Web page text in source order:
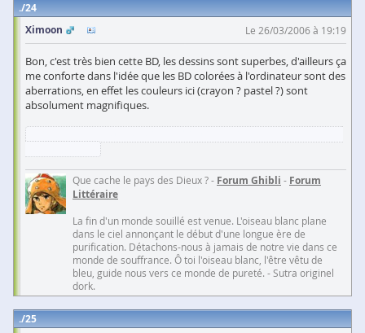
24
Ximoon
Le 26/03/2006 à 19:19
Bon, c'est très bien cette BD, les dessins sont superbes, d'ailleurs ça
me conforte dans l'idée que les BD colorées à l'ordinateur sont des
aberrations, en effet les couleurs ici (crayon ? pastel ?) sont
absolument magnifiques.
Que cache le pays des Dieux ? - Forum Ghibli - Forum
Littéraire
La fin d'un monde souillé est venue. L'oiseau blanc plane
dans le ciel annonçant le début d'une longue ère de
purification. Détachons-nous à jamais de notre vie dans ce
monde de souffrance. Ô toi l'oiseau blanc, l'être vêtu de
bleu, guide nous vers ce monde de pureté. - Sutra originel
dork.
25